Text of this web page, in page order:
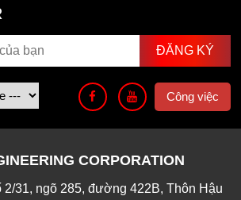
Công việc
CORPORATION
2/31, ngõ 285, đường 422B, Thôn Hậu